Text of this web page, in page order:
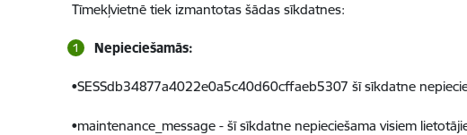
Tīmekļvietnē tiek izmantotas šādas sīkdatnes:
Nepieciešamās:
•SESSdb34877a4022e0a5c40d60cffaeb5307 šī sīkdatne
•maintenance_message - šī sīkdatne nepieciešama visiem